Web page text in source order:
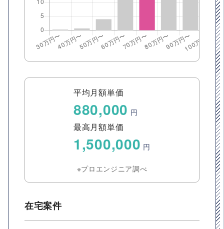
平均月額単価
880,000 円
最高月額単価
1,500,000 円
※プロエンジニア調べ
在宅案件